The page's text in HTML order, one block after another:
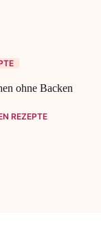
ohne Backen
REZEPTE